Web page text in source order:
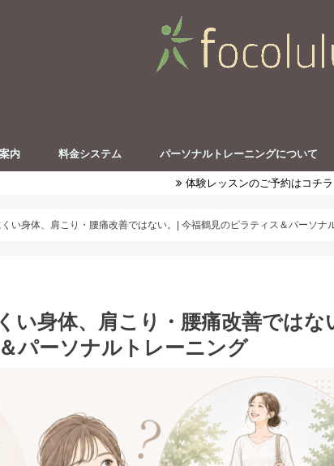
内 料金システム パーソナルトレーニングについて
体験レッスンのご予約はコチラ
い身体、肩こり・腰痛改善ではない。| 今福鶴見のピラティス＆パーソナ
い身体、肩こり・腰痛改善ではな
パーソナルトレーニング